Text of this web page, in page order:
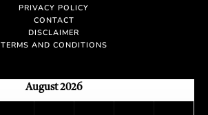
PRIVACY POLICY
CONTACT
DISCLAIMER
TERMS AND CONDITIONS
August 2026